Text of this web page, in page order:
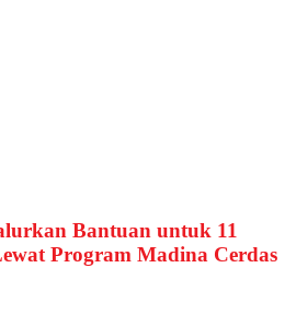
Bantuan untuk 11
Program Madina Cerdas